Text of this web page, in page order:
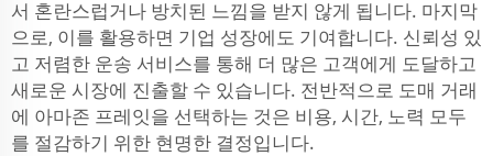
서 혼란스럽거나 방치된 느낌을 받지 않게 됩니다. 마지막
으로, 이를 활용하면 기업 성장에도 기여합니다. 신뢰성 있
고 저렴한 운송 서비스를 통해 더 많은 고객에게 도달하고
새로운 시장에 진출할 수 있습니다. 전반적으로 도매 거래
에 아마존 프레잇을 선택하는 것은 비용, 시간, 노력 모두
를 절감하기 위한 현명한 결정입니다.